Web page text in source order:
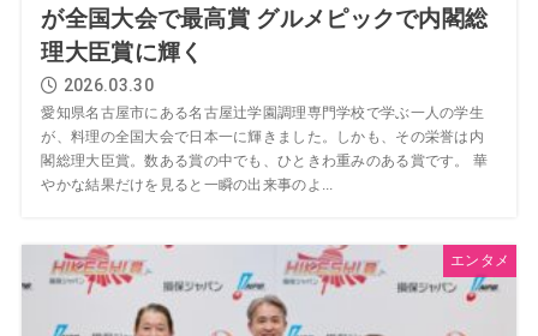
が全国大会で最高賞 グルメピックで内閣総
理大臣賞に輝く
2026.03.30
愛知県名古屋市にある名古屋辻学園調理専門学校で学ぶ一人の学生
が、料理の全国大会で日本一に輝きました。しかも、その栄誉は内
閣総理大臣賞。数ある賞の中でも、ひときわ重みのある賞です。 華
やかな結果だけを見ると一瞬の出来事のよ...
エンタメ